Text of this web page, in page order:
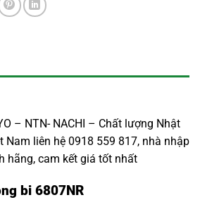
– NTN- NACHI – Chất lượng Nhật
Nam liên hệ 0918 559 817, nhà nhập
hãng, cam kết giá tốt nhất
bi 6807NR